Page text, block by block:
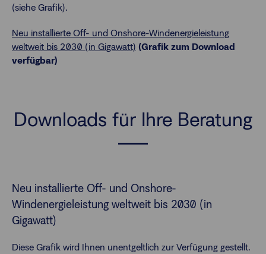
(siehe Grafik).
Neu installierte Off- und Onshore-Windenergieleistung
weltweit bis 2030 (in Gigawatt) (Grafik zum Download
verfügbar)
Downloads für Ihre Beratung
Neu installierte Off- und Onshore-
Windenergieleistung weltweit bis 2030 (in
Gigawatt)
Diese Grafik wird Ihnen unentgeltlich zur Verfügung gestellt.